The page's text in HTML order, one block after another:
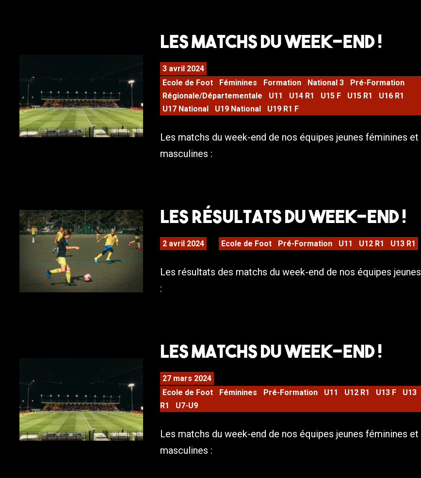
LES MATCHS DU WEEK-END !
3 avril 2024
Ecole de Foot
Féminines Formation National 3
Pré-Formation
Régionale/Départementale
U11 U14 R1 U15 F U15 R1
U16 R1
U17 National
U19 National U19 R1 F
Les matchs du week-end de nos équipes jeunes féminines et
masculines :
Les résultats du week-end !
2 avril 2024 Ecole de Foot Pré-Formation U11 U12 R1 U13 R1
Les résultats des matchs du week-end de nos équipes jeunes
:
Les matchs du week-end !
27 mars 2024
Ecole de Foot
Féminines Pré-Formation U11 U12 R1 U13 F
U13
R1
U7-U9
Les matchs du week-end de nos équipes jeunes féminines et
masculines :